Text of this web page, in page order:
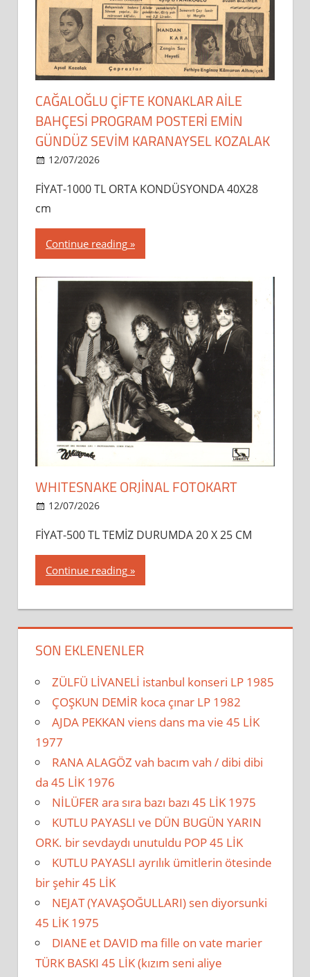
CAĞALOĞLU ÇİFTE KONAKLAR AİLE
BAHÇESİ PROGRAM POSTERİ EMİN
GÜNDÜZ SEVİM KARANAYSEL KOZALAK
12/07/2026
FİYAT-1000 TL ORTA KONDÜSYONDA 40X28
cm
Continue reading
WHITESNAKE ORJİNAL FOTOKART
12/07/2026
FİYAT-500 TL TEMİZ DURUMDA 20 X 25 CM
Continue reading
SON EKLENENLER
ZÜLFÜ LİVANELİ istanbul konseri LP 1985
ÇOŞKUN DEMİR koca çınar LP 1982
AJDA PEKKAN viens dans ma vie 45 LİK
1977
RANA ALAGÖZ vah bacım vah / dibi dibi
da 45 LİK 1976
NİLÜFER ara sıra bazı bazı 45 LİK 1975
KUTLU PAYASLI ve DÜN BUGÜN YARIN
ORK. bir sevdaydı unutuldu POP 45 LİK
KUTLU PAYASLI ayrılık ümitlerin ötesinde
bir şehir 45 LİK
NEJAT (YAVAŞOĞULLARI) sen diyorsunki
45 LİK 1975
DIANE et DAVID ma fille on vate marier
TÜRK BASKI 45 LİK (kızım seni aliye